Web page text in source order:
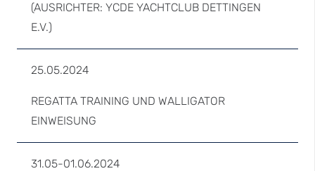
(AUSRICHTER: YCDE YACHTCLUB DETTINGEN
E.V.)
25.05.2024
REGATTA TRAINING UND WALLIGATOR
EINWEISUNG
31.05-01.06.2024